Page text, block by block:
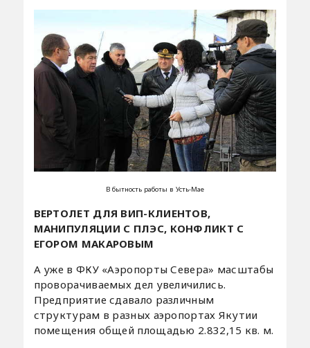
В бытность работы в Усть-Мае
ВЕРТОЛЕТ ДЛЯ ВИП-КЛИЕНТОВ,
МАНИПУЛЯЦИИ С ПЛЭС, КОНФЛИКТ С
ЕГОРОМ МАКАРОВЫМ
А уже в ФКУ «Аэропорты Севера» масштабы
проворачиваемых дел увеличились.
Предприятие сдавало различным
структурам в разных аэропортах Якутии
помещения общей площадью 2.832,15 кв. м.